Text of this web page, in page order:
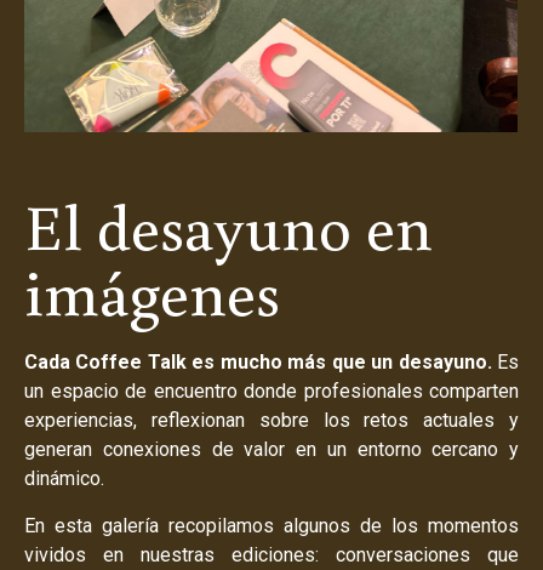
El desayuno en
imágenes
Cada Coffee Talk es mucho más que un desayuno.Es
un espacio de encuentro donde profesionales comparten
experiencias, reflexionan sobre los retos actuales y
generan conexiones de valor en un entorno cercano y
dinámico.
En esta galería recopilamos algunos de los momentos
vividos en nuestras ediciones: conversaciones que